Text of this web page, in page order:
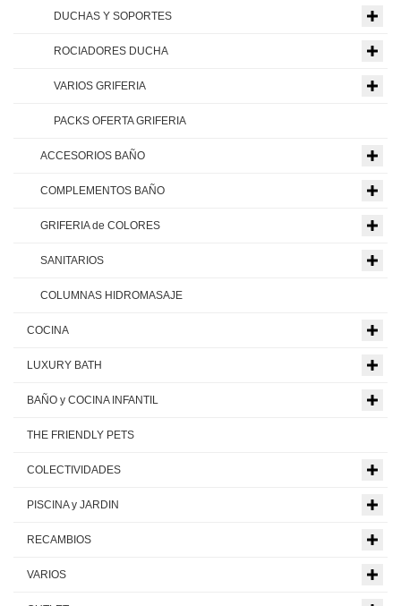
DUCHAS Y SOPORTES
ROCIADORES DUCHA
VARIOS GRIFERIA
PACKS OFERTA GRIFERIA
ACCESORIOS BAÑO
COMPLEMENTOS BAÑO
GRIFERIA de COLORES
SANITARIOS
COLUMNAS HIDROMASAJE
COCINA
LUXURY BATH
BAÑO y COCINA INFANTIL
THE FRIENDLY PETS
COLECTIVIDADES
PISCINA y JARDIN
RECAMBIOS
VARIOS